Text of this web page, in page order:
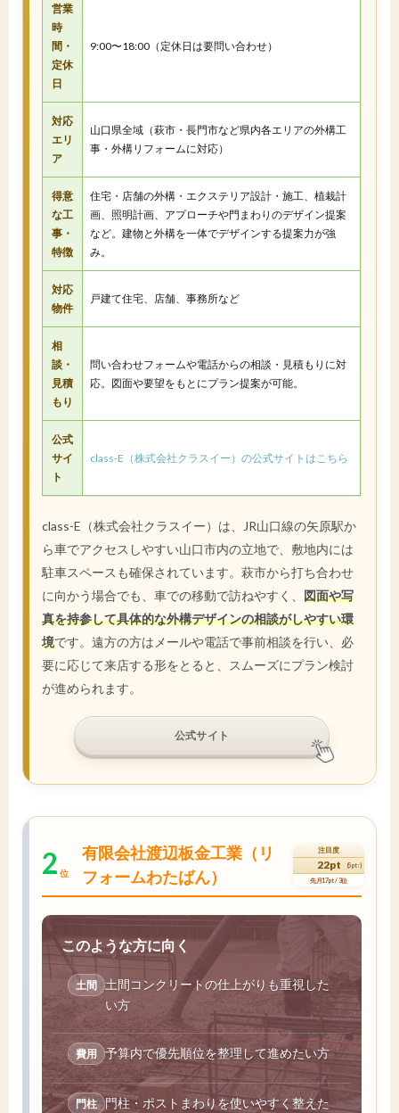
営業
時
間・
定休
日
9:00〜18:00（定休日は要問い合わせ）
対応
エリ
ア
山口県全域（萩市・長門市など県内各エリアの外構工
事・外構リフォームに対応）
得意
な工
事・
特徴
住宅・店舗の外構・エクステリア設計・施工、植栽計
画、照明計画、アプローチや門まわりのデザイン提案
など。建物と外構を一体でデザインする提案力が強
み。
対応
物件
戸建て住宅、店舗、事務所など
相
談・
見積
もり
問い合わせフォームや電話からの相談・見積もりに対
応。図面や要望をもとにプラン提案が可能。
公式
サイ
ト
class-E（株式会社クラスイー）の公式サイトはこちら
class-E（株式会社クラスイー）は、JR山口線の矢原駅か
ら車でアクセスしやすい山口市内の立地で、敷地内には
駐車スペースも確保されています。萩市から打ち合わせ
に向かう場合でも、車での移動で訪ねやすく、 図面や写
真を持参して具体的な外構デザインの相談がしやすい環
境です。遠方の方はメールや電話で事前相談を行い、必
要に応じて来店する形をとると、スムーズにプラン検討
が進められます。
公式サイト
2 位
有限会社渡辺板金工業（リ
フォームわたばん）
注目度
22pt (5pt↑)
先月17pt / 3位
このような方に向く
土間
土間コンクリートの仕上がりも重視した
い方
費用 予算内で優先順位を整理して進めたい方
門柱 門柱・ポストまわりを使いやすく整えた